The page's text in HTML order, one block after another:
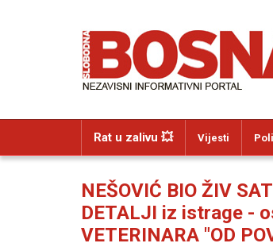
Rat u zalivu 💥 Vijesti
NEŠOVIĆ BIO ŽIV
DETALJI iz istrage -
VETERINARA "OD